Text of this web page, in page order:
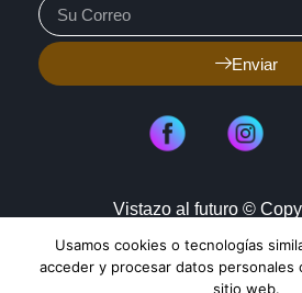
Enviar
Vistazo al futuro ©
Aviso de Privacidad
Usamos cookies o tecnologías
acceder y procesar datos personales
sitio web.